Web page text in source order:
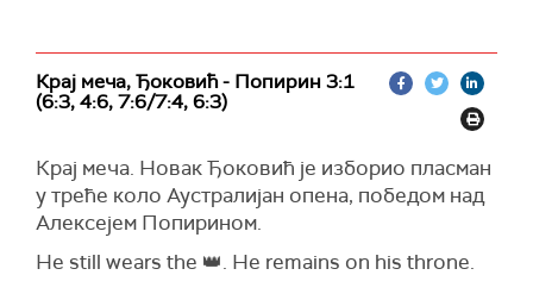
Крај меча, Ђоковић - Попирин 3:1
(6:3, 4:6, 7:6/7:4, 6:3)
Крај меча. Новак Ђоковић је изборио пласман
у треће коло Аустралијан опена, победом над
Алексејем Попирином.
He still wears the 👑. He remains on his throne.